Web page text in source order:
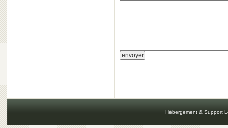
Hébergement & Support